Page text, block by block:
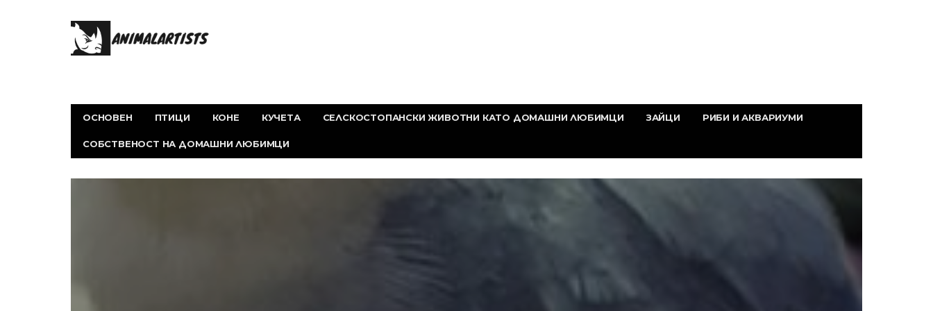
ОСНОВЕН ПТИЦИ КОНЕ КУЧЕТА СЕЛСКОСТОПАНСКИ ЖИВОТНИ КАТО ДОМАШНИ ЛЮБИМЦИ ЗАЙЦИ РИБИ И АКВАРИУМИ
СОБСТВЕНОСТ НА ДОМАШНИ ЛЮБИМЦИ